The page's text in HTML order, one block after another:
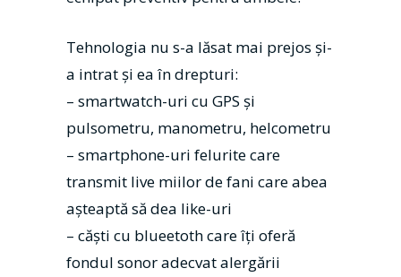
Tehnologia nu s-a lăsat mai prejos și-
a intrat și ea în drepturi:
– smartwatch-uri cu GPS și
pulsometru, manometru, helcometru
– smartphone-uri felurite care
transmit live miilor de fani care abea
așteaptă să dea like-uri
– căști cu blueetoth care îți oferă
fondul sonor adecvat alergării